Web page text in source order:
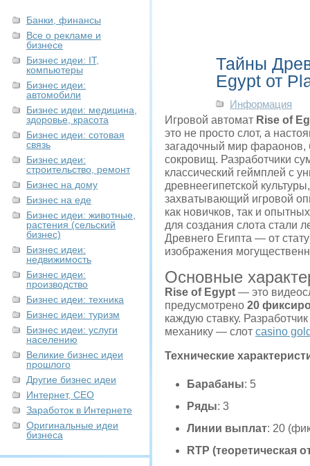
Банки, финансы
Все о рекламе и
бизнесе
Бизнес идеи: IT,
компьютеры
Бизнес идеи:
автомобили
Бизнес идеи: медицина,
здоровье, красота
Бизнес идеи: сотовая
связь
Бизнес идеи:
строительство, ремонт
Бизнес на дому
Бизнес на еде
Бизнес идеи: животные,
растения (сельский
бизнес)
Бизнес идеи:
недвижимость
Бизнес идеи:
производство
Бизнес идеи: техника
Бизнес идеи: туризм
Бизнес идеи: услуги
населению
Великие бизнес идеи
прошлого
Другие бизнес идеи
Интернет, СЕО
Заработок в Интернете
Оригинальные идеи
бизнеса
Тайны
Egypt от
Информация
Игровой автомат Rise of
это не просто слот, а
загадочный мир фараонов,
сокровищ. Разработчики
классический геймплей с
древнеегипетской
захватывающий игровой
как новичков, так и
для создания слота стали
Древнего Египта — от
изображения
Основные
Rise of Egypt — это
предусмотрено 20
каждую ставку.
механику — слот casino
Технические
Барабаны: 5
Ряды: 3
Линии выплат: 20
RTP (теоретическая